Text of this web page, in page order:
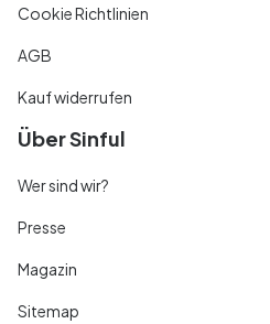
Cookie Richtlinien
AGB
Kauf widerrufen
Über Sinful
Wer sind wir?
Presse
Magazin
Sitemap